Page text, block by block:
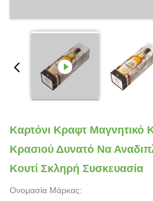
Καρτόνι Κραφτ Μαγνητικό
Κρασιού Δυνατό Να
Κουτί Σκληρή Συσκευασία
Ονομασία Μάρκας: